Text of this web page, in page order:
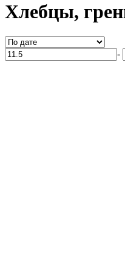
Хлебцы,
-